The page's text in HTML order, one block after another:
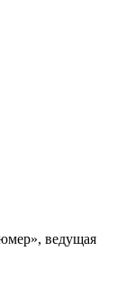
ведущая